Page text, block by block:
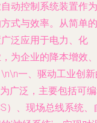
动控制系统装置作为
式与效率。从简单的
泛应用于电力、化
为企业的降本增效、
一、驱动工业创
广泛，主要包括可
）、现场总线系统、